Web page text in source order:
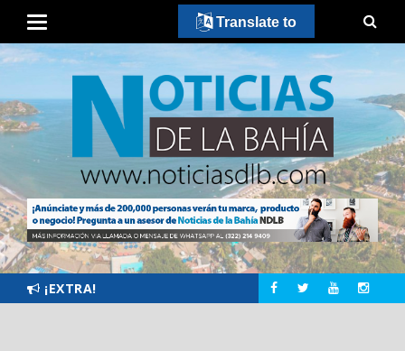
¡EXTRA!
Translate to